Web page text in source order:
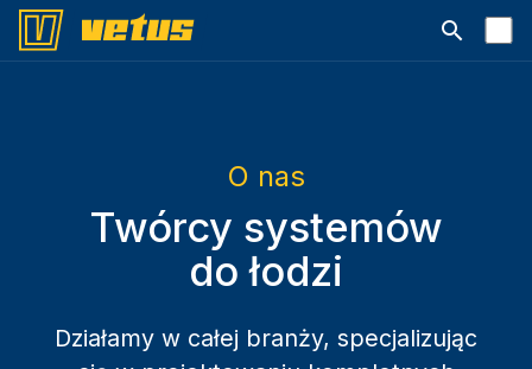
Otwórz
O nas
Twórcy systemów
do łodzi
Działamy w całej branży, specjalizując